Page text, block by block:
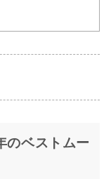
ベストムー